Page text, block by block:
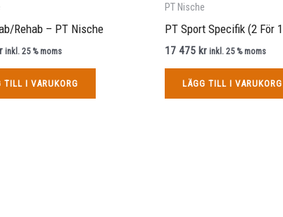
Rehab – PT Nische
inkl. 25 % moms
TILL I VARUKORG
PT Nische
PT Sport Specifik (2 För
17 475 kr inkl. 25 % moms
LÄGG TILL I VARUKORG